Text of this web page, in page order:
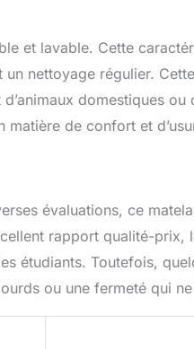
et lavable. Cette
nettoyage régulier.
domestiques ou
de confort et
évaluations, ce
rapport qualité-prix,
étudiants. Toutefois,
ou une fermeté qui